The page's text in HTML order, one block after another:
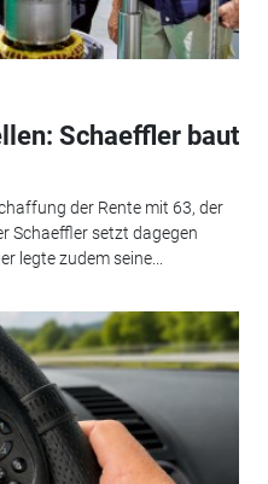
Schaeffler baut
der Rente mit 63, der
Schaeffler setzt dagegen
legte zudem seine...